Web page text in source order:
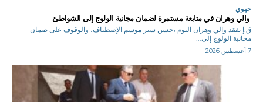
جهوي
والي وهران في متابعة مستمرة لضمان مجانية الولوج إلى الشواطئ
ق.إ تفقد والي وهران اليوم ،حسن سير موسم الإصطياف، والوقوف على ضمان
مجانية الولوج إلى...
7 أغسطس 2026